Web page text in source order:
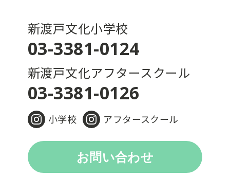
新渡戸文化小学校
03-3381-0124
新渡戸文化アフタースクール
03-3381-0126
小学校 アフタースクール
お問い合わせ